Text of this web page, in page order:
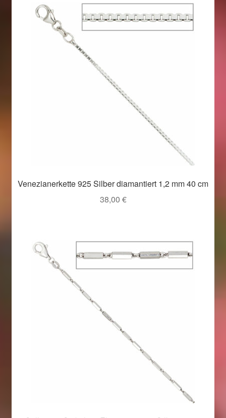
Venezianerkette 925 Silber diamantiert 1,2 mm 40 cm
38,00 €